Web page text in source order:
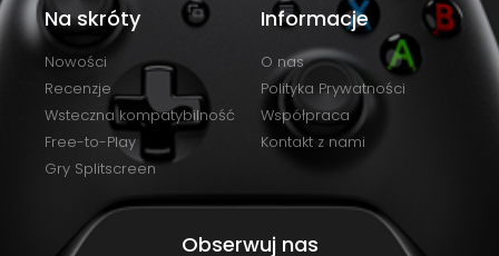
Na skróty
Nowości
Recenzje
Wsteczna kompatybilność
Free-to-Play
Gry Splitscreen
Informacje
O nas
Polityka Prywatności
Współpraca
Kontakt z nami
Obserwuj nas